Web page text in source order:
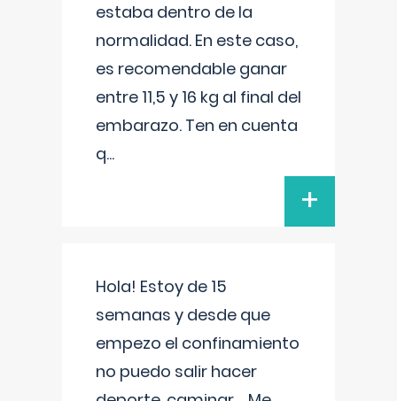
estaba dentro de la
normalidad. En este caso,
es recomendable ganar
entre 11,5 y 16 kg al final del
embarazo. Ten en cuenta
q...
+
Hola! Estoy de 15
semanas y desde que
empezo el confinamiento
no puedo salir hacer